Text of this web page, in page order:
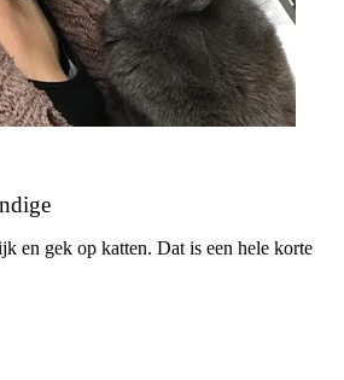
en gek op katten. Dat is een hele korte